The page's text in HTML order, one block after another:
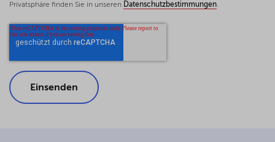
Gesellschafterdarlehen und
Gesellschafterprivatkonten – illegale
Bankgeschäfte?
Aktienrechtsnovelle 2012/2013:
Verkürzung des Spruchverfahrens auf eine
Privatsphäre finden Sie in unseren Datenschutzbestimmungen.